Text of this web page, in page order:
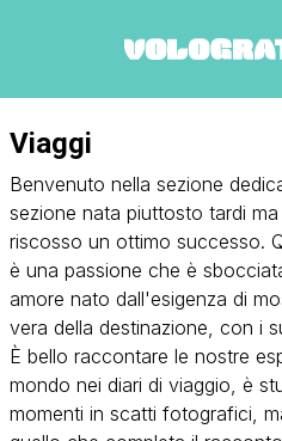
Viaggi
Benvenuto nella sezione
sezione nata piuttosto tardi
riscosso un ottimo successo.
è una passione che è
amore nato dall'esigenza di
vera della destinazione, con i
È bello raccontare le nostre
mondo nei diari di viaggio , è
momenti in scatti fotografici,